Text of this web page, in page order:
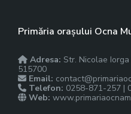
Primăria orașului Ocna
Adresa: Str. Nicolae
515700
Email:
Telefon: 0258-871-257 |
Web: